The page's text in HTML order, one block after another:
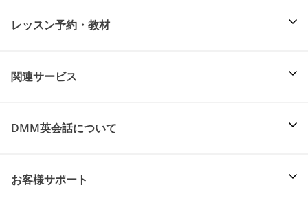
レッスン予約・教材
関連サービス
DMM英会話について
お客様サポート